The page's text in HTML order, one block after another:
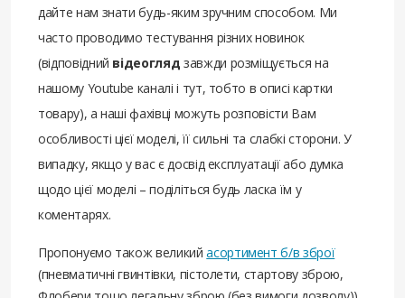
дайте нам знати будь-яким зручним способом. Ми
часто проводимо тестування різних новинок
(відповідний відеогляд завжди розміщується на
нашому Youtube каналі і тут, тобто в описі картки
товару), а наші фахівці можуть розповісти Вам
особливості цієї моделі, її сильні та слабкі сторони. У
випадку, якщо у вас є досвід експлуатації або думка
щодо цієї моделі – поділіться будь ласка їм у
коментарях.
Пропонуємо також великийасортимент б/в зброї
(пневматичні гвинтівки, пістолети, стартову зброю,